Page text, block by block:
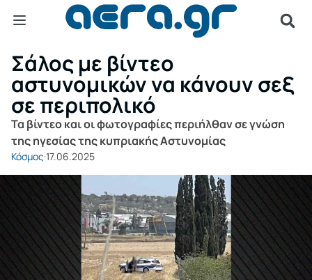
Σάλος με βίντεο
αστυνομικών να κάνουν σεξ
σε περιπολικό
Τα βίντεο και οι φωτογραφίες περιήλθαν σε γνώση
της ηγεσίας της κυπριακής Αστυνομίας
Κόσμος 17.06.2025